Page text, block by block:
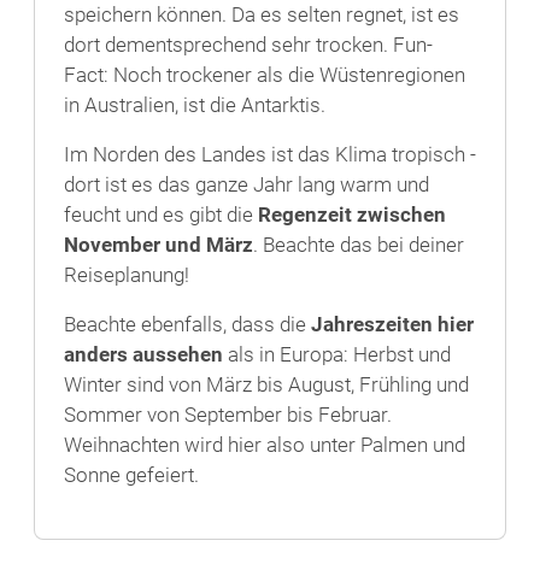
speichern können. Da es selten regnet, ist es
dort dementsprechend sehr trocken. Fun-
Fact: Noch trockener als die Wüstenregionen
in Australien, ist die Antarktis.
Im Norden des Landes ist das Klima tropisch -
dort ist es das ganze Jahr lang warm und
feucht und es gibt die Regenzeit zwischen
November und März. Beachte das bei deiner
Reiseplanung!
Beachte ebenfalls, dass die Jahreszeiten hier
anders aussehen als in Europa: Herbst und
Winter sind von März bis August, Frühling und
Sommer von September bis Februar.
Weihnachten wird hier also unter Palmen und
Sonne gefeiert.